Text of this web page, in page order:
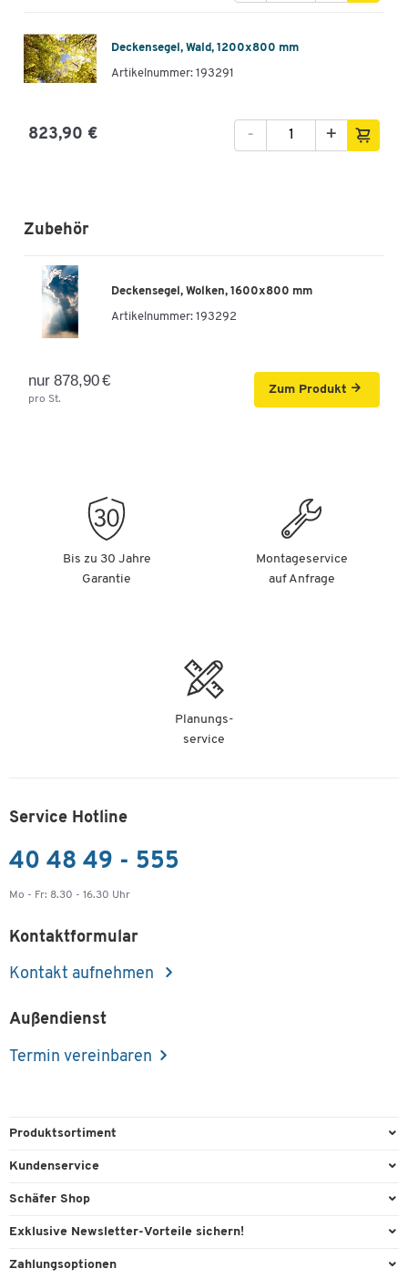
Deckensegel, Wald, 1200x800 mm
Artikelnummer: 193291
823,90 € +
-
Zubehör
Deckensegel, Wolken, 1600x800 mm
Artikelnummer: 193292
nur 878,90 €
pro St.
Zum Produkt
Bis zu 30 Jahre
Garantie
Montageservice
auf Anfrage
Planungs-
service
Service Hotline
40 48 49 - 555
Mo - Fr: 8.30 - 16.30 Uhr
Kontaktformular
Kontakt aufnehmen
Außendienst
Termin vereinbaren
Produktsortiment
Büroausstattung
Reinigung & Hygiene
Kundenservice
Direktbestellung
Lieferinformationen
Schäfer Shop
AGB
Exklusive Newsletter-Vorteile sichern!
Willkommensgeschenk
Zahlungsoptionen